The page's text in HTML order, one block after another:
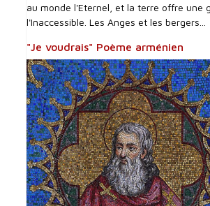
au monde l'Eternel, et la terre offre une
l'Inaccessible. Les Anges et les bergers...
"Je voudrais" Poème arménien